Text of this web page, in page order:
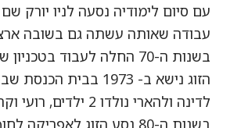
עם סיום לימודיה נסעה לניו יורק
עבודה שאותה עשתה גם בשובה
בשנות ה-70 החלה לעבוד בטכניון שם פגשה את הארי.
הזוג נישא ב- 1973 בבית הכנסת שבטכניון.
לדינה ולהארי נולדו 2 ילדים, רועי וקרן.
בשנות ה-80 נסע הזוג לאפריקה לחוף השנהב ולקמרון , הארי עבד שם כמהנדס של חברת סולל